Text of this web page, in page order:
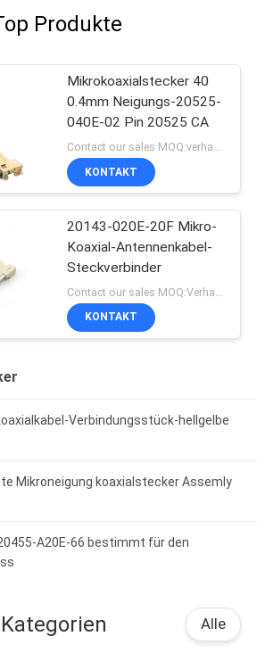
Produkte
Mikrokoaxialstecker 40
0.4mm Neigungs-20525-
040E-02 Pin 20525 CA
Contact our sales MOQ:verhandelbar
KONTAKT
20143-020E-20F Mikro-
Koaxial-Antennenkabel-
Steckverbinder
KONTAKT
Verbindungsstück-hellgelbe
Mikroneigung koaxialstecker Assemly
A20E-66 bestimmt für den
Alle